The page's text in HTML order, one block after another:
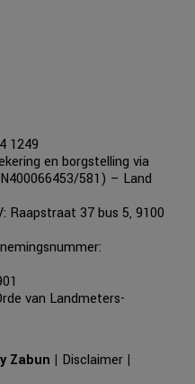
1249
en borgstelling via
581) – Land
Raapstraat 37 bus 5, 9100
van Landmeters-
Zabun | Disclaimer |